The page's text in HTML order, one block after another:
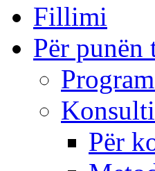
Fillimi
Për punën
Për